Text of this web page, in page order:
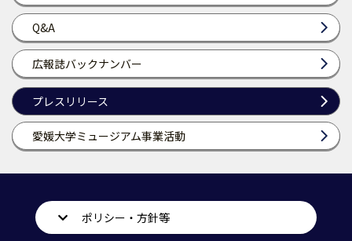
Q&A
広報誌バックナンバー
プレスリリース
愛媛大学ミュージアム事業活動
ポリシー・方針等